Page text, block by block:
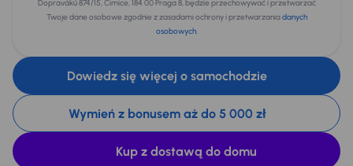
Dopraváků 874/15, Čimice, 184 00 Praga 8, będzie przechowywać i przetwarzać
Twoje dane osobowe zgodnie z zasadami ochrony i przetwarzaniadanych
osobowych.
Dowiedz się więcej o samochodzie
Wymień z bonusem aż do 5 000 zł
Kup z dostawą do domu